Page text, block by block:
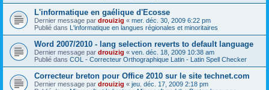
L'informatique en gaélique d'Ecosse
Dernier message par drouizig « mer. déc. 30, 2009 6:22 pm
Publié dans L'informatique en langues régionales et minoritaires
Word 2007/2010 - lang selection reverts to default language
Dernier message par drouizig « ven. déc. 18, 2009 10:38 am
Publié dans COL - Correcteur Orthographique Latin - Latin Spell Checker
Correcteur breton pour Office 2010 sur le site technet.com
Dernier message par drouizig « jeu. déc. 17, 2009 2:18 pm